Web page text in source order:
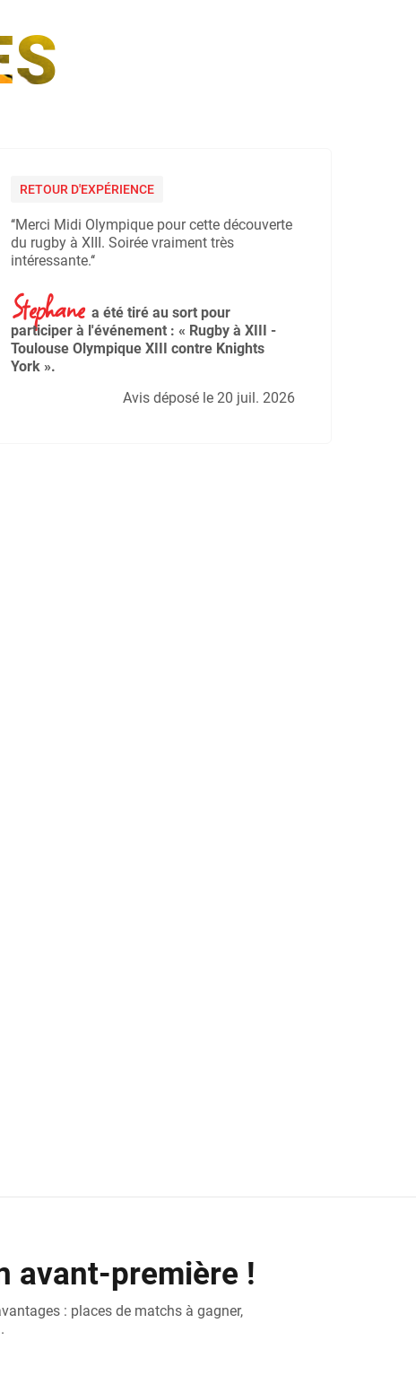
RETOUR D'EXPÉRIENCE
‘‘Merci Midi Olympique pour cette découverte
du rugby à XIII. Soirée vraiment très
intéressante.‘‘
Stephane a été tiré au sort pour
participer à l'événement : « Rugby à XIII -
Toulouse Olympique XIII contre Knights
York ».
Avis déposé le 20 juil. 2026
avant-première !
: places de matchs à gagner,